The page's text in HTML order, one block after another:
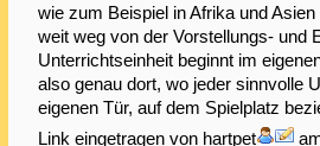
wie zum Beispiel in Afrika und
weit weg von der Vorstellungs- und
Unterrichtseinheit beginnt im
also genau dort, wo jeder sinnvolle
eigenen Tür, auf dem Spielplatz
Link eingetragen von hartpet